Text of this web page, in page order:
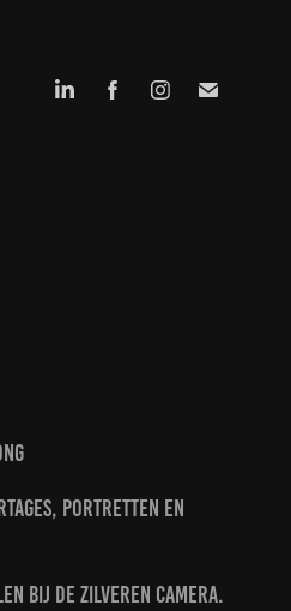
portretten en
bij de Zilveren Camera.